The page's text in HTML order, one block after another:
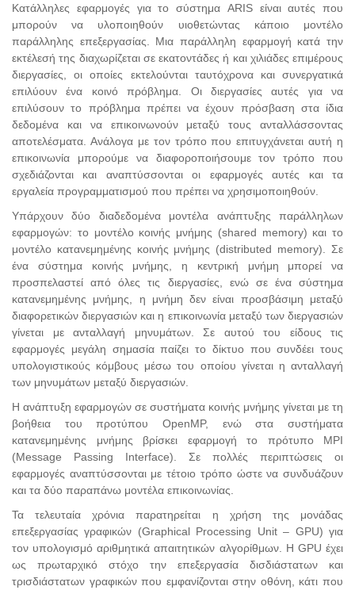
Κατάλληλες εφαρμογές για το σύστημα ARIS είναι αυτές που
μπορούν να υλοποιηθούν υιοθετώντας κάποιο μοντέλο
παράλληλης επεξεργασίας. Μια παράλληλη εφαρμογή κατά την
εκτέλεσή της διαχωρίζεται σε εκατοντάδες ή και χιλιάδες επιμέρους
διεργασίες, οι οποίες εκτελούνται ταυτόχρονα και συνεργατικά
επιλύουν ένα κοινό πρόβλημα. Οι διεργασίες αυτές για να
επιλύσουν το πρόβλημα πρέπει να έχουν πρόσβαση στα ίδια
δεδομένα και να επικοινωνούν μεταξύ τους ανταλλάσσοντας
αποτελέσματα. Ανάλογα με τον τρόπο που επιτυγχάνεται αυτή η
επικοινωνία μπορούμε να διαφοροποιήσουμε τον τρόπο που
σχεδιάζονται και αναπτύσσονται οι εφαρμογές αυτές και τα
εργαλεία προγραμματισμού που πρέπει να χρησιμοποιηθούν.
Υπάρχουν δύο διαδεδομένα μοντέλα ανάπτυξης παράλληλων
εφαρμογών: το μοντέλο κοινής μνήμης (shared memory) και το
μοντέλο κατανεμημένης κοινής μνήμης (distributed memory). Σε
ένα σύστημα κοινής μνήμης, η κεντρική μνήμη μπορεί να
προσπελαστεί από όλες τις διεργασίες, ενώ σε ένα σύστημα
κατανεμημένης μνήμης, η μνήμη δεν είναι προσβάσιμη μεταξύ
διαφορετικών διεργασιών και η επικοινωνία μεταξύ των διεργασιών
γίνεται με ανταλλαγή μηνυμάτων. Σε αυτού του είδους τις
εφαρμογές μεγάλη σημασία παίζει το δίκτυο που συνδέει τους
υπολογιστικούς κόμβους μέσω του οποίου γίνεται η ανταλλαγή
των μηνυμάτων μεταξύ διεργασιών.
Η ανάπτυξη εφαρμογών σε συστήματα κοινής μνήμης γίνεται με τη
βοήθεια του προτύπου OpenMP, ενώ στα συστήματα
κατανεμημένης μνήμης βρίσκει εφαρμογή το πρότυπο MPI
(Message Passing Interface). Σε πολλές περιπτώσεις οι
εφαρμογές αναπτύσσονται με τέτοιο τρόπο ώστε να συνδυάζουν
και τα δύο παραπάνω μοντέλα επικοινωνίας.
Τα τελευταία χρόνια παρατηρείται η χρήση της μονάδας
επεξεργασίας γραφικών (Graphical Processing Unit – GPU) για
τον υπολογισμό αριθμητικά απαιτητικών αλγορίθμων. H GPU έχει
ως πρωταρχικό στόχο την επεξεργασία δισδιάστατων και
τρισδιάστατων γραφικών που εμφανίζονται στην οθόνη, κάτι που